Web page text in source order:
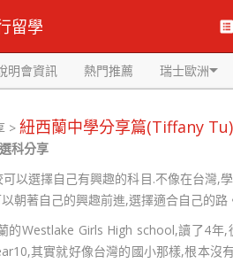
留學
明會資訊 熱門推薦 瑞士歐洲
> 紐西蘭中學分享篇(Tiffany Tu)
科分享
以選擇自己有興趣的科目.不像在台灣,
朝著自己的興趣前進,選擇適合自己的路
的Westlake Girls High school,讀了4年
其實就好像台灣的國小那樣,根本沒